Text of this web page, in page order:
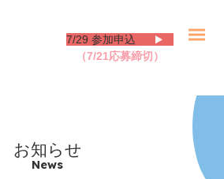
7/29 参加申込
（7/21応募締切）
お知らせ
FFPについて
お知らせ
News